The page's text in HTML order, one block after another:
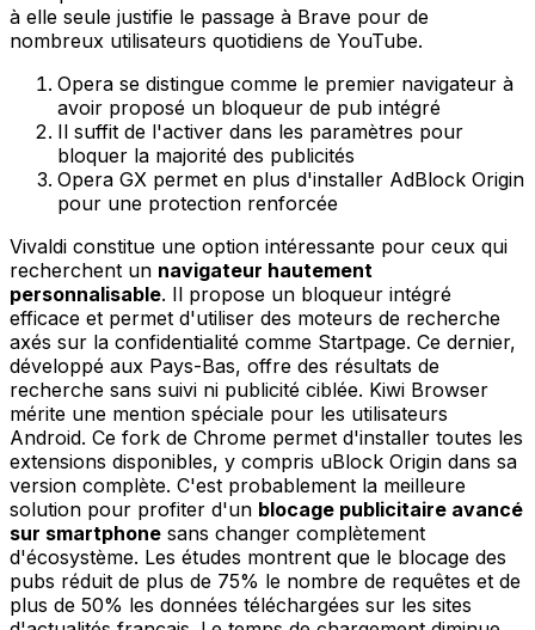
à elle seule justifie le passage à Brave pour de
nombreux utilisateurs quotidiens de YouTube.
Opera se distingue comme le premier navigateur à
avoir proposé un bloqueur de pub intégré
Il suffit de l'activer dans les paramètres pour
bloquer la majorité des publicités
Opera GX permet en plus d'installer AdBlock Origin
pour une protection renforcée
Vivaldi constitue une option intéressante pour ceux qui
recherchent un navigateur hautement
personnalisable. Il propose un bloqueur intégré
efficace et permet d'utiliser des moteurs de recherche
axés sur la confidentialité comme Startpage. Ce dernier,
développé aux Pays-Bas, offre des résultats de
recherche sans suivi ni publicité ciblée. Kiwi Browser
mérite une mention spéciale pour les utilisateurs
Android. Ce fork de Chrome permet d'installer toutes les
extensions disponibles, y compris uBlock Origin dans sa
version complète. C'est probablement la meilleure
solution pour profiter d'un blocage publicitaire avancé
sur smartphone sans changer complètement
d'écosystème. Les études montrent que le blocage des
pubs réduit de plus de 75% le nombre de requêtes et de
plus de 50% les données téléchargées sur les sites